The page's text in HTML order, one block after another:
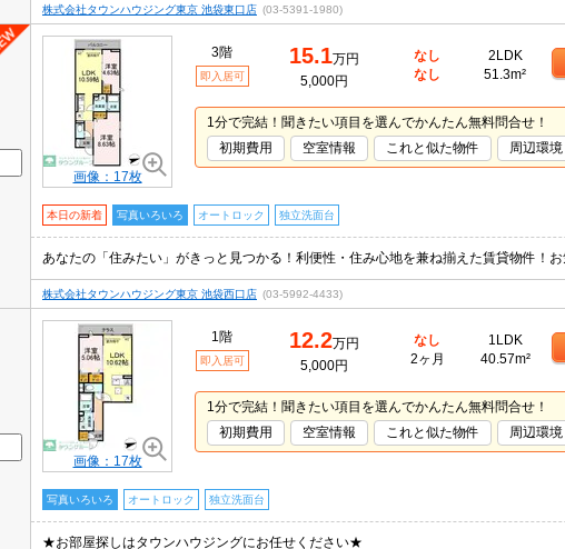
株式会社タウンハウジング東京 池袋東口店 (03-5391-1980)
画像：17枚
3階
即入居可
15.1万円
5,000円
なし
なし
2LDK
51.3m²
1分で完結！聞きたい項目を選んでかんたん無料問合せ！
初期費用
空室情報 これと似た物件 周辺環境
本日の新着 写真いろいろ オートロック 独立洗面台
株式会社タウンハウジング東京 池袋西口店 (03-5992-4433)
画像：17枚
1階
即入居可
12.2万円
5,000円
なし
2ヶ月
1LDK
40.57m²
1分で完結！聞きたい項目を選んでかんたん無料問合せ！
初期費用
空室情報 これと似た物件 周辺環境
写真いろいろ オートロック 独立洗面台
★お部屋探しはタウンハウジングにお任せください★